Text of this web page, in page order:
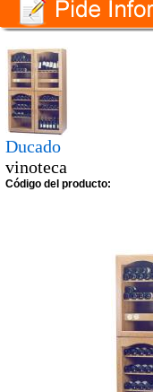
Ducado
vinoteca
Código del producto: